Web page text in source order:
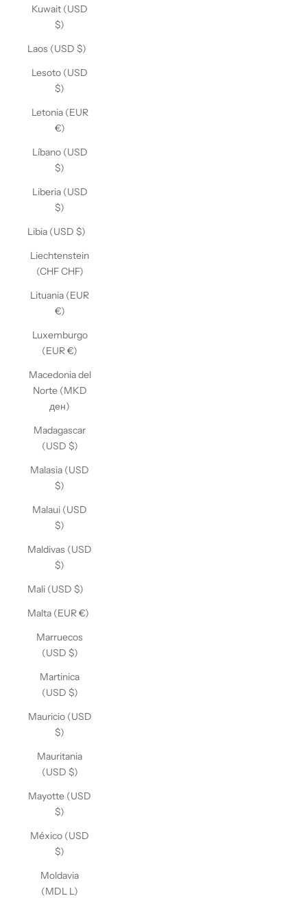
Kuwait (USD
$)
Laos (USD $)
Lesoto (USD
$)
Letonia (EUR
€)
Líbano (USD
$)
Liberia (USD
$)
Libia (USD $)
Liechtenstein
(CHF CHF)
Lituania (EUR
€)
Luxemburgo
(EUR €)
Macedonia del
Norte (MKD
ден)
Madagascar
(USD $)
Malasia (USD
$)
Malaui (USD
$)
Maldivas (USD
$)
Mali (USD $)
Malta (EUR €)
Marruecos
(USD $)
Martinica
(USD $)
Mauricio (USD
$)
Mauritania
(USD $)
Mayotte (USD
$)
México (USD
$)
Moldavia
(MDL L)